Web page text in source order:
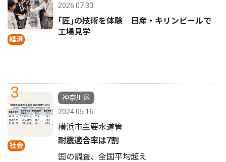
経済
2026.07.30
｢匠｣の技術を体験 日産・キリンビールで
工場見学
3
社会
神奈川区
2024.05.16
横浜市主要水道管
耐震適合率は7割
国の調査、全国平均超え